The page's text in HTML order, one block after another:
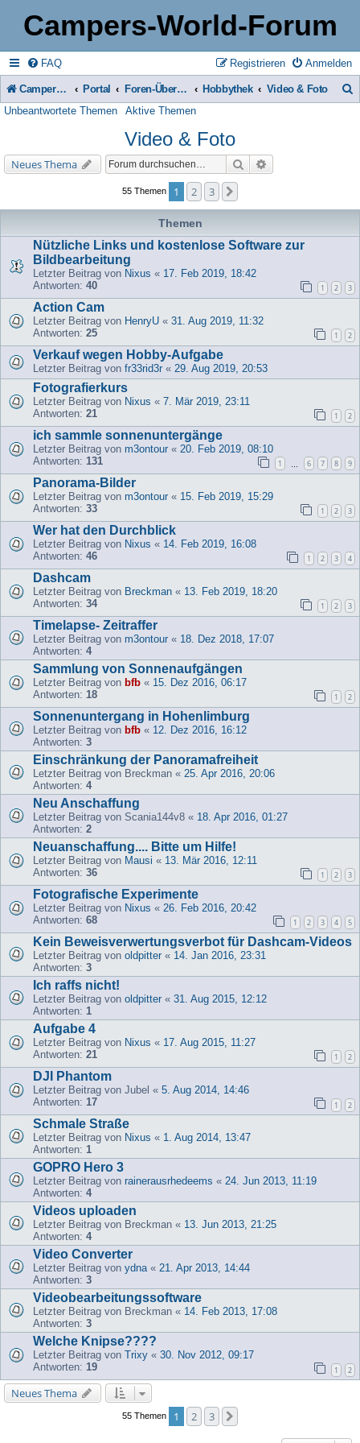
Campers-World-Forum
FAQ Anmelden
Registrieren
Campers-World-Forum Portal Foren-Übersicht Hobbythek Video & Foto
Unbeantwortete Themen Aktive Themen
Video & Foto
Neues Thema Suche
55 Themen 1 2 3
Themen
Nützliche Links und kostenlose Software zur
Bildbearbeitung
Letzter Beitrag von Nixus « 17. Feb 2019, 18:42
Antworten: 40 1 2 3
Action Cam
Letzter Beitrag von HenryU « 31. Aug 2019, 11:32
Antworten: 25 1 2
Verkauf wegen Hobby-Aufgabe
Letzter Beitrag von fr33rid3r « 29. Aug 2019, 20:53
Fotografierkurs
Letzter Beitrag von Nixus « 7. Mär 2019, 23:11
Antworten: 21 1 2
ich sammle sonnenuntergänge
Letzter Beitrag von m3ontour « 20. Feb 2019, 08:10
Antworten: 131 1 6 7 8 9
Panorama-Bilder
Letzter Beitrag von m3ontour « 15. Feb 2019, 15:29
Antworten: 33 1 2 3
Wer hat den Durchblick
Letzter Beitrag von Nixus « 14. Feb 2019, 16:08
Antworten: 46 1 2 3 4
Dashcam
Letzter Beitrag von Breckman « 13. Feb 2019, 18:20
Antworten: 34 1 2 3
Timelapse- Zeitraffer
Letzter Beitrag von m3ontour « 18. Dez 2018, 17:07
Antworten: 4
Sammlung von Sonnenaufgängen
Letzter Beitrag von bfb « 15. Dez 2016, 06:17
Antworten: 18 1 2
Sonnenuntergang in Hohenlimburg
Letzter Beitrag von bfb « 12. Dez 2016, 16:12
Antworten: 3
Einschränkung der Panoramafreiheit
Letzter Beitrag von Breckman « 25. Apr 2016, 20:06
Antworten: 4
Neu Anschaffung
Letzter Beitrag von Scania144v8 « 18. Apr 2016, 01:27
Antworten: 2
Neuanschaffung.... Bitte um Hilfe!
Letzter Beitrag von Mausi « 13. Mär 2016, 12:11
Antworten: 36 1 2 3
Fotografische Experimente
Letzter Beitrag von Nixus « 26. Feb 2016, 20:42
Antworten: 68 1 2 3 4 5
Kein Beweisverwertungsverbot für Dashcam-Videos
Letzter Beitrag von oldpitter « 14. Jan 2016, 23:31
Antworten: 3
Ich raffs nicht!
Letzter Beitrag von oldpitter « 31. Aug 2015, 12:12
Antworten: 1
Aufgabe 4
Letzter Beitrag von Nixus « 17. Aug 2015, 11:27
Antworten: 21 1 2
DJI Phantom
Letzter Beitrag von Jubel « 5. Aug 2014, 14:46
Antworten: 17 1 2
Schmale Straße
Letzter Beitrag von Nixus « 1. Aug 2014, 13:47
Antworten: 1
GOPRO Hero 3
Letzter Beitrag von rainerausrhedeems « 24. Jun 2013, 11:19
Antworten: 4
Videos uploaden
Letzter Beitrag von Breckman « 13. Jun 2013, 21:25
Antworten: 4
Video Converter
Letzter Beitrag von ydna « 21. Apr 2013, 14:44
Antworten: 3
Videobearbeitungssoftware
Letzter Beitrag von Breckman « 14. Feb 2013, 17:08
Antworten: 3
Welche Knipse????
Letzter Beitrag von Trixy « 30. Nov 2012, 09:17
Antworten: 19 1 2
Neues Thema
55 Themen 1 2 3